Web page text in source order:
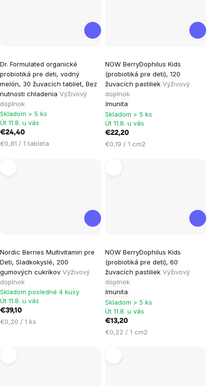
Dr. Formulated organické
probiotiká pre deti, vodný
melón, 30 žuvacích tabliet, Bez
nutnosti chladenia Výživový
doplnok
Skladom > 5 ks
Út 11.8. u vás
€24,40
Jednotková
€0,81 / 1 tableta
NOW BerryDophilus Kids
(probiotiká pre deti), 120
žuvacích pastiliek Výživový
doplnok
Imunita
Skladom > 5 ks
Út 11.8. u vás
€22,20
Jednotková
€0,19 / 1 cm2
Nordic Berries Multivitamin pre
Deti, Sladkokyslé, 200
gumových cukríkov Výživový
doplnok
hodnotenie
produktu
je
5,0
z
Skladom posledné 4 kusy
Út 11.8. u vás
€39,10
Jednotková
€0,20 / 1 ks
NOW BerryDophilus Kids
(probiotiká pre deti), 60
žuvacích pastiliek Výživový
doplnok
Imunita
Skladom > 5 ks
Út 11.8. u vás
€13,20
Jednotková
€0,22 / 1 cm2